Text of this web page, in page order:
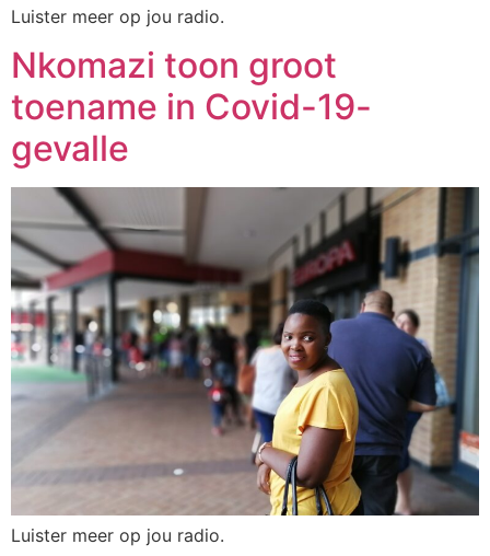
Luister meer op jou radio.
Nkomazi toon groot
toename in Covid-19-
gevalle
Luister meer op jou radio.